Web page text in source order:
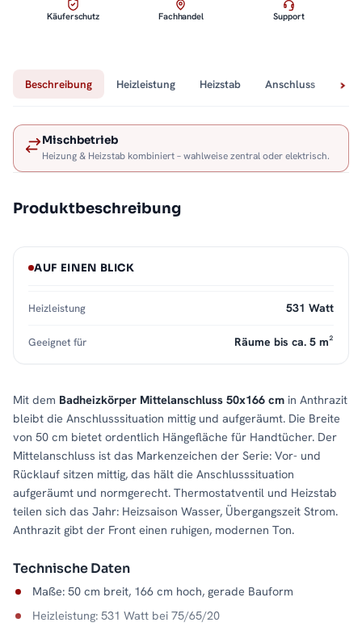
Käuferschutz Fachhandel Support
Beschreibung Heizleistung Heizstab Anschluss
Mischbetrieb
Heizung & Heizstab kombiniert – wahlweise zentral oder elektrisch.
Produktbeschreibung
Mit dem Badheizkörper Mittelanschluss 50x166 cm in Anthrazit
bleibt die Anschlusssituation mittig und aufgeräumt. Die Breite
von 50 cm bietet ordentlich Hängefläche für Handtücher. Der
Mittelanschluss ist das Markenzeichen der Serie: Vor- und
Rücklauf sitzen mittig, das hält die Anschlusssituation
aufgeräumt und normgerecht. Thermostatventil und Heizstab
teilen sich das Jahr: Heizsaison Wasser, Übergangszeit Strom.
Anthrazit gibt der Front einen ruhigen, modernen Ton.
Technische Daten
Maße: 50 cm breit, 166 cm hoch, gerade Bauform
Heizleistung: 531 Watt bei 75/65/20
AUF EINEN BLICK
Heizleistung 531 Watt
Geeignet für Räume bis ca. 5 m²